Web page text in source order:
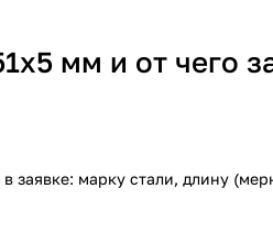
мм и от чего
заявке: марку стали, длину